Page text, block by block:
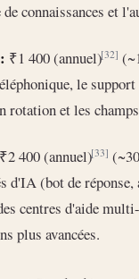
connaissances et
₹1 400 (annuel)[32]
le
rotation et les
₹2 400 (annuel)[33]
d'IA (bot de réponse,
centres d'aide
plus avancées.